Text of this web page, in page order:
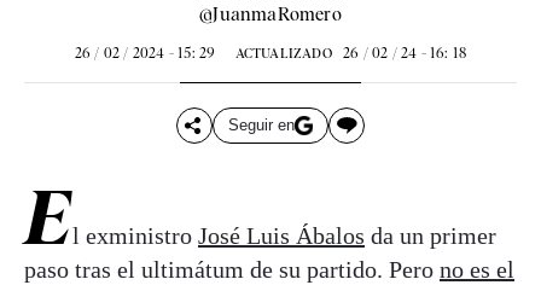
@JuanmaRomero
26 / 02 / 2024 - 15: 29 ACTUALIZADO 26 / 02 / 24 - 16: 18
Seguir en
El exministro José Luis Ábalos da un primer
paso tras el ultimátum de su partido. Pero no es el